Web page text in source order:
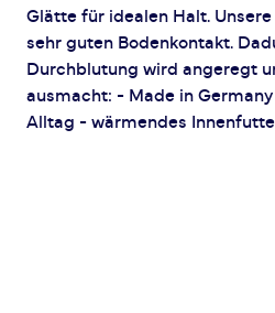
Glätte für idealen Halt.
sehr guten Bodenkontakt.
Durchblutung wird angeregt
ausmacht: - Made in
Alltag - wärmendes